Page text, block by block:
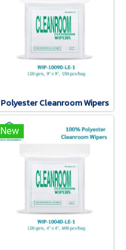
Polyester Cleanroom Wipers
New